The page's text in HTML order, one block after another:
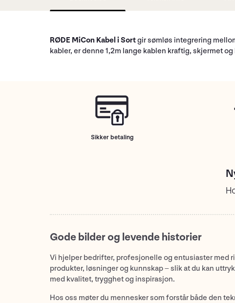
RØDE MiCon Kabel i Sortgir sømløs integrering
kabler, er denne 1,2m lange kablen kraftig, skjermet
Sikker betaling
Gode bilder og levende historier
Vi hjelper bedrifter, profesjonelle og entusiaster med
produkter, løsninger og kunnskap – slik at du kan
med kvalitet, trygghet og inspirasjon.
Hos oss møter du mennesker som forstår både den